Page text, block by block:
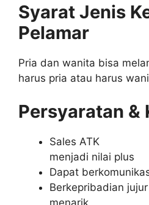
Syarat Jenis
Pelamar
Pria dan wanita bisa
harus pria atau harus
Persyaratan &
Sales ATK
menjadi nilai plus
Dapat
Berkepribadian
menarik